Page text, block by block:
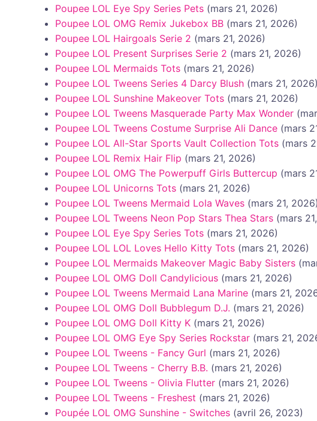
Poupee LOL Eye Spy Series Pets (mars 21, 2026)
Poupee LOL OMG Remix Jukebox BB (mars 21, 2026)
Poupee LOL Hairgoals Serie 2 (mars 21, 2026)
Poupee LOL Present Surprises Serie 2 (mars 21, 2026)
Poupee LOL Mermaids Tots (mars 21, 2026)
Poupee LOL Tweens Series 4 Darcy Blush (mars 21, 2026)
Poupee LOL Sunshine Makeover Tots (mars 21, 2026)
Poupee LOL Tweens Masquerade Party Max Wonder
Poupee LOL Tweens Costume Surprise Ali Dance (mars
Poupee LOL All-Star Sports Vault Collection Tots (mars
Poupee LOL Remix Hair Flip (mars 21, 2026)
Poupee LOL OMG The Powerpuff Girls Buttercup (mars
Poupee LOL Unicorns Tots (mars 21, 2026)
Poupee LOL Tweens Mermaid Lola Waves (mars 21, 2026)
Poupee LOL Tweens Neon Pop Stars Thea Stars (mars
Poupee LOL Eye Spy Series Tots (mars 21, 2026)
Poupee LOL LOL Loves Hello Kitty Tots (mars 21, 2026)
Poupee LOL Mermaids Makeover Magic Baby Sisters
Poupee LOL OMG Doll Candylicious (mars 21, 2026)
Poupee LOL Tweens Mermaid Lana Marine (mars 21,
Poupee LOL OMG Doll Bubblegum D.J. (mars 21, 2026)
Poupee LOL OMG Doll Kitty K (mars 21, 2026)
Poupee LOL OMG Eye Spy Series Rockstar (mars 21,
Poupee LOL Tweens - Fancy Gurl (mars 21, 2026)
Poupee LOL Tweens - Cherry B.B. (mars 21, 2026)
Poupee LOL Tweens - Olivia Flutter (mars 21, 2026)
Poupee LOL Tweens - Freshest (mars 21, 2026)
Poupée LOL OMG Sunshine - Switches (avril 26, 2023)